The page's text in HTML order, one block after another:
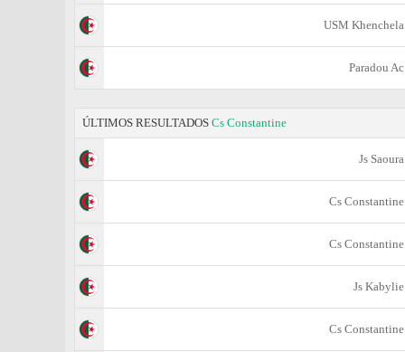
USM Khenchela
Paradou Ac
ÚLTIMOS RESULTADOS Cs Constantine
Js Saoura
Cs Constantine
Cs Constantine
Js Kabylie
Cs Constantine